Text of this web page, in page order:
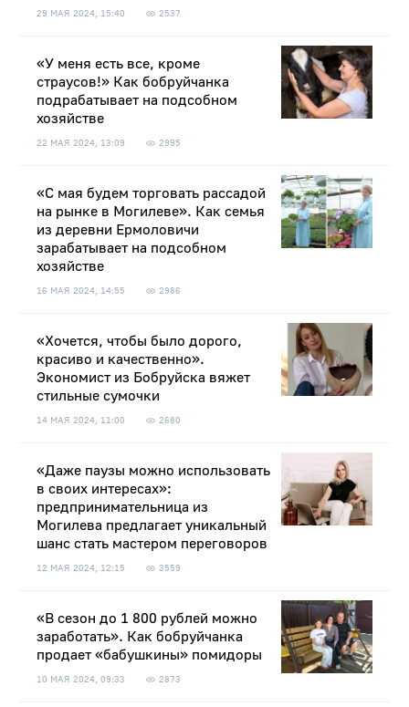
29 МАЯ 2024, 15:40 2537
«У меня есть все, кроме
страусов!» Как бобруйчанка
подрабатывает на подсобном
хозяйстве
22 МАЯ 2024, 13:09 2995
«С мая будем торговать рассадой
на рынке в Могилеве». Как семья
из деревни Ермоловичи
зарабатывает на подсобном
хозяйстве
16 МАЯ 2024, 14:55 2986
«Хочется, чтобы было дорого,
красиво и качественно».
Экономист из Бобруйска вяжет
стильные сумочки
14 МАЯ 2024, 11:00 2680
«Даже паузы можно использовать
в своих интересах»:
предпринимательница из
Могилева предлагает уникальный
шанс стать мастером переговоров
12 МАЯ 2024, 12:15 3559
«В сезон до 1 800 рублей можно
заработать». Как бобруйчанка
продает «бабушкины» помидоры
10 МАЯ 2024, 09:33 2873